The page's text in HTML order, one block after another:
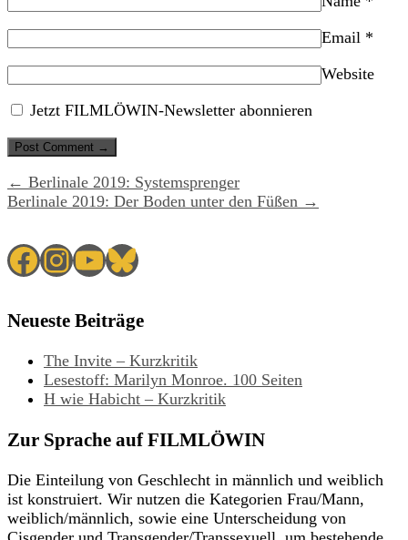
Email *
Website
Jetzt FILMLÖWIN-Newsletter abonnieren
← Berlinale 2019: Systemsprenger
Berlinale 2019: Der Boden unter den Füßen →
Facebook
Instagram
YouTube
Bluesky
Neueste Beiträge
The Invite – Kurzkritik
Lesestoff: Marilyn Monroe. 100 Seiten
H wie Habicht – Kurzkritik
Zur Sprache auf FILMLÖWIN
Die Einteilung von Geschlecht in männlich und weiblich
ist konstruiert. Wir nutzen die Kategorien Frau/Mann,
weiblich/männlich, sowie eine Unterscheidung von